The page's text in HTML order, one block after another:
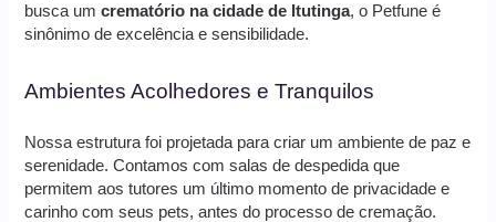
busca umcrematório na cidade de Itutinga, o Petfune é
sinônimo de excelência e sensibilidade.
Ambientes Acolhedores e Tranquilos
Nossa estrutura foi projetada para criar um ambiente de paz e
serenidade. Contamos com salas de despedida que
permitem aos tutores um último momento de privacidade e
carinho com seus pets, antes do processo de cremação.